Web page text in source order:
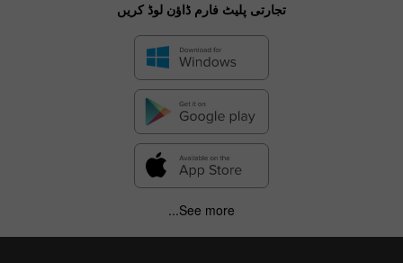
تجارتی پلیٹ فارم ڈاؤن لوڈ کریں
See more...